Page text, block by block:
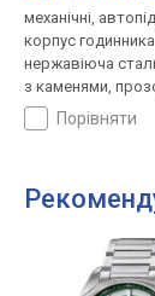
механічні,
корпус годинника
нержавіюча
з каменями,
кришка, світовий
ремінець: ремінець
порівняти